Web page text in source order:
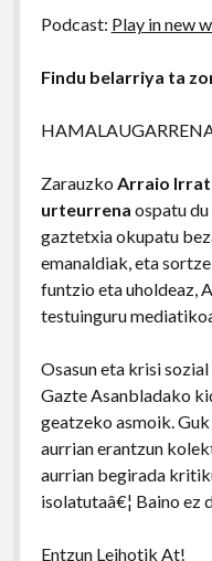
Podcast: Play in new
Findu belarriya ta
Zarauzko Arraio
urteurrena ospatu du
gaztetxia okupatu
emanaldiak, eta
funtzio eta uholdeaz,
testuinguru
Osasun eta krisi
Gazte Asanbladako
geatzeko asmoik.
aurrian erantzun
aurrian begirada
isolatutaâ€¦ Baino ez
Entzun Leihotik At!